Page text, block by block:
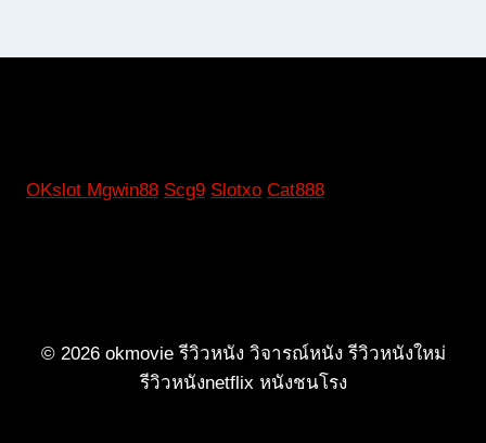
OKslot Mgwin88 Scg9 Slotxo Cat888
© 2026 okmovie รีวิวหนัง วิจารณ์หนัง รีวิวหนังใหม่
รีวิวหนังnetflix หนังชนโรง